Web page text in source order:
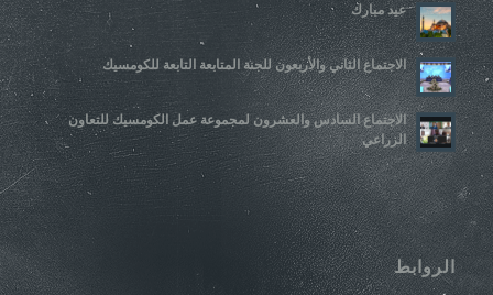
عيد مبارك
الاجتماع الثاني والأربعون للجنة المتابعة التابعة للكومسيك
الاجتماع السادس والعشرون لمجموعة عمل الكومسيك للتعاون
الزراعي
الروابط